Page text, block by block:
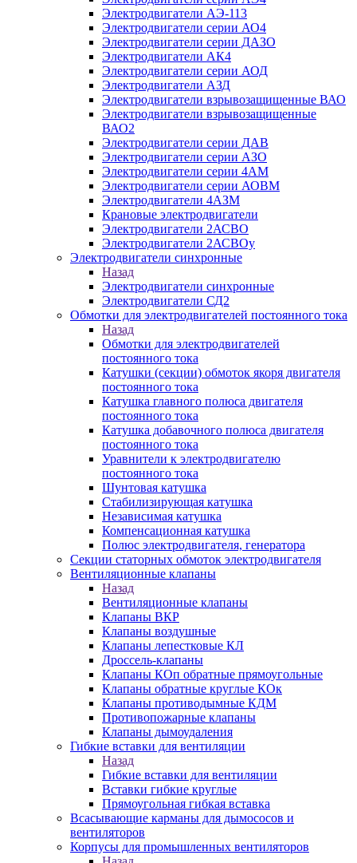
Электродвигатели АЭ-113
Электродвигатели серии АО4
Электродвигатели серии ДАЗО
Электродвигатели АК4
Электродвигатели серии АОД
Электродвигатели АЗД
Электродвигатели взрывозащищенные ВАО
Электродвигатели взрывозащищенные
ВАО2
Электродвигатели серии ДАВ
Электродвигатели серии АЗО
Электродвигатели серии 4АМ
Электродвигатели серии АОВМ
Электродвигатели 4АЗМ
Крановые электродвигатели
Электродвигатели 2АСВО
Электродвигатели 2АСВОу
Электродвигатели синхронные
Назад
Электродвигатели синхронные
Электродвигатели СД2
Обмотки для электродвигателей постоянного тока
Назад
Обмотки для электродвигателей
постоянного тока
Катушки (секции) обмоток якоря двигателя
постоянного тока
Катушка главного полюса двигателя
постоянного тока
Катушка добавочного полюса двигателя
постоянного тока
Уравнители к электродвигателю
постоянного тока
Шунтовая катушка
Стабилизирующая катушка
Независимая катушка
Компенсационная катушка
Полюс электродвигателя, генератора
Секции статорных обмоток электродвигателя
Вентиляционные клапаны
Назад
Вентиляционные клапаны
Клапаны ВКР
Клапаны воздушные
Клапаны лепестковые КЛ
Дроссель-клапаны
Клапаны КОп обратные прямоугольные
Клапаны обратные круглые КОк
Клапаны противодымные КДМ
Противопожарные клапаны
Клапаны дымоудаления
Гибкие вставки для вентиляции
Назад
Гибкие вставки для вентиляции
Вставки гибкие круглые
Прямоугольная гибкая вставка
Всасывающие карманы для дымососов и
вентиляторов
Корпусы для промышленных вентиляторов